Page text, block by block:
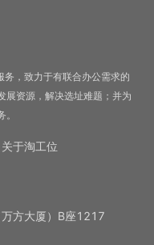
，致力于有联合办公需求的
展资源，解决选址难题；并为
关于淘工位
方大厦）B座1217